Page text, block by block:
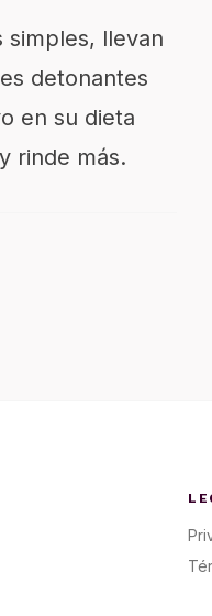
simples, llevan
detonantes
en su dieta
rinde más.